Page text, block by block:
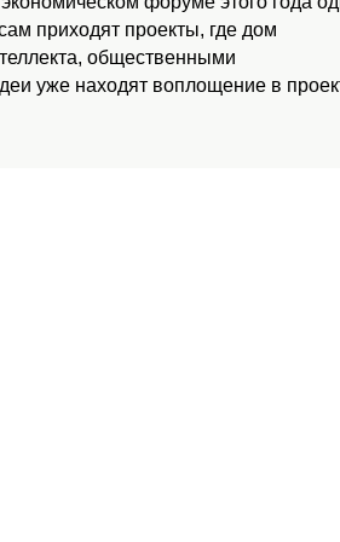
приходят проекты, где дом
общественными
уже находят воплощение в